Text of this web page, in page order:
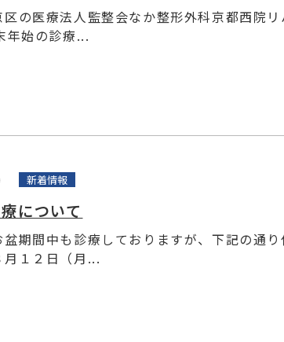
の医療法人監整会なか整形外科京都西院
年始の診療...
新着情報
について
盆期間中も診療しておりますが、下記の通
月１２日（月...